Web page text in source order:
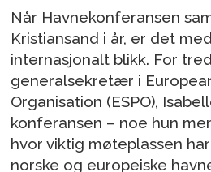
Når Havnekonferansen
Kristiansand i år, er det
internasjonalt blikk. For
generalsekretær i
Organisation (ESPO),
konferansen – noe hun
hvor viktig møteplassen
norske og europeiske